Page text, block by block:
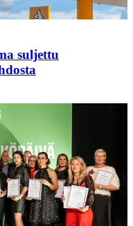
suljettu